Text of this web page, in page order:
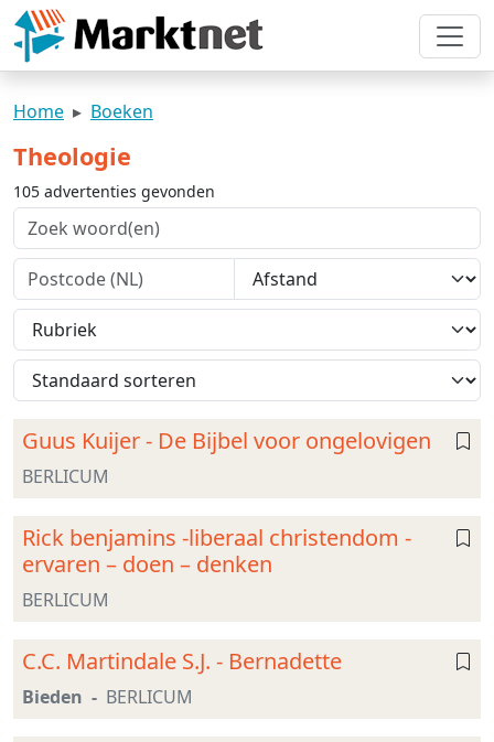
Home Boeken
Theologie
105 advertenties gevonden
Guus Kuijer - De Bijbel voor ongelovigen
BERLICUM
Rick benjamins -liberaal christendom -
ervaren – doen – denken
BERLICUM
C.C. Martindale S.J. - Bernadette
Bieden BERLICUM